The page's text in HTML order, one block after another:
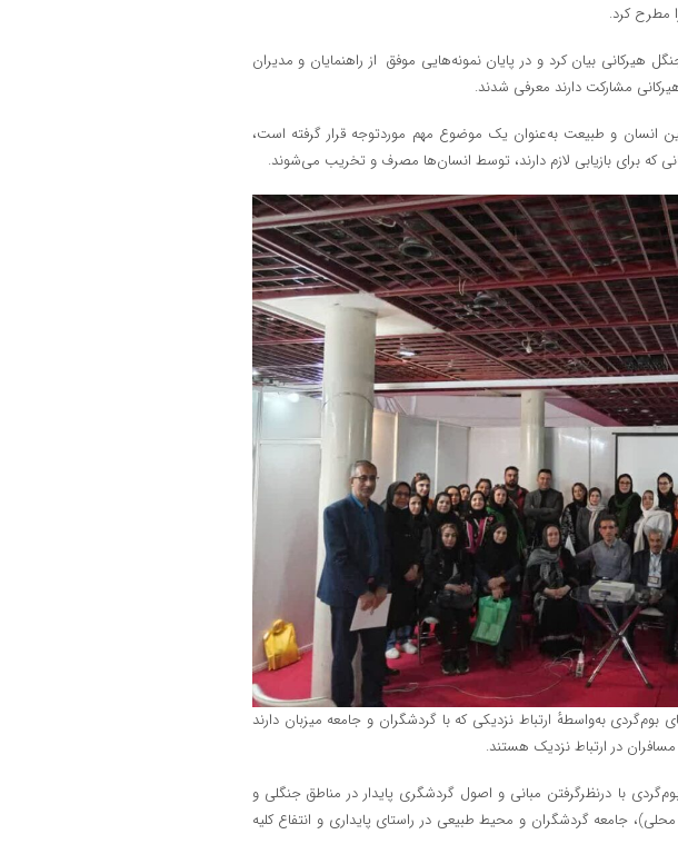
مطرح کرد.
هیرکانی بیان کرد و در پایان نمونه‌هایی موفق از راهنمایان و مدیران
مشارکت دارند معرفی شدند.
بین انسان و طبیعت به‌عنوان یک موضوع مهم موردتوجه قرار گرفته است،
که برای بازیابی لازم دارند، توسط انسان‌ها مصرف و تخریب می‌شوند.
به‌واسطهٔ ارتباط نزديکي که با گردشگران و جامعه میزبان دارند
در ارتباط نزديک هستند.
با درنظرگرفتن مبانی و اصول گردشگري پایدار در مناطق جنگلی و
جامعه گردشگران و محیط طبیعی در راستاي پایداري و انتفاع کلیه